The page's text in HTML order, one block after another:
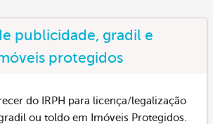
publicidade, gradil e
protegidos
do IRPH para licença/legalização
ou toldo em Imóveis Protegidos.